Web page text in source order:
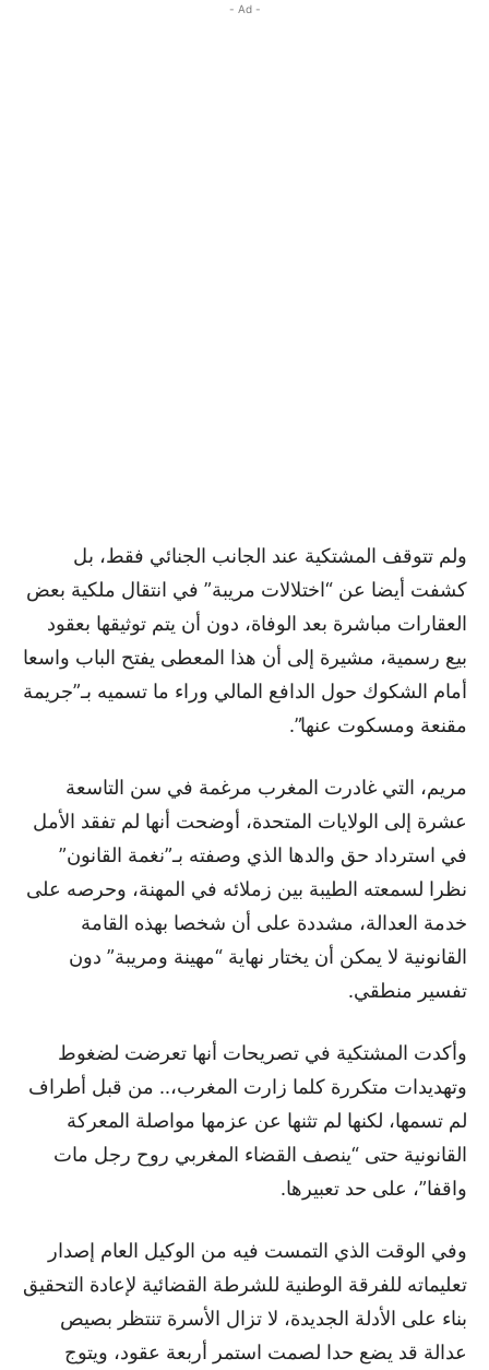
- Ad -
ولم تتوقف المشتكية عند الجانب الجنائي فقط، بل
كشفت أيضا عن “اختلالات مريبة” في انتقال ملكية بعض
العقارات مباشرة بعد الوفاة، دون أن يتم توثيقها بعقود
بيع رسمية، مشيرة إلى أن هذا المعطى يفتح الباب واسعا
أمام الشكوك حول الدافع المالي وراء ما تسميه بـ”جريمة
مقنعة ومسكوت عنها”.
مريم، التي غادرت المغرب مرغمة في سن التاسعة
عشرة إلى الولايات المتحدة، أوضحت أنها لم تفقد الأمل
في استرداد حق والدها الذي وصفته بـ”نغمة القانون”
نظرا لسمعته الطيبة بين زملائه في المهنة، وحرصه على
خدمة العدالة، مشددة على أن شخصا بهذه القامة
القانونية لا يمكن أن يختار نهاية “مهينة ومريبة” دون
تفسير منطقي.
وأكدت المشتكية في تصريحات أنها تعرضت لضغوط
وتهديدات متكررة كلما زارت المغرب،.. من قبل أطراف
لم تسمها، لكنها لم تثنها عن عزمها مواصلة المعركة
القانونية حتى “ينصف القضاء المغربي روح رجل مات
واقفا”، على حد تعبيرها.
وفي الوقت الذي التمست فيه من الوكيل العام إصدار
تعليماته للفرقة الوطنية للشرطة القضائية لإعادة التحقيق
بناء على الأدلة الجديدة، لا تزال الأسرة تنتظر بصيص
عدالة قد يضع حدا لصمت استمر أربعة عقود، ويتوج